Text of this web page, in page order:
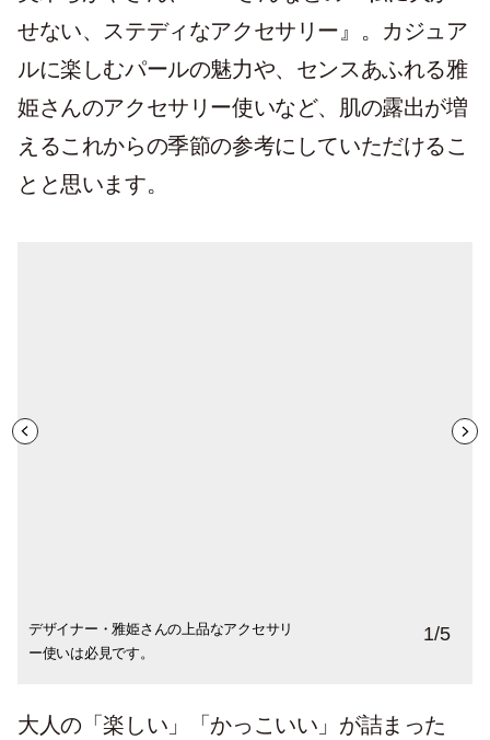
せない、ステディなアクセサリー』。カジュア
ルに楽しむパールの魅力や、センスあふれる雅
姫さんのアクセサリー使いなど、肌の露出が増
えるこれからの季節の参考にしていただけるこ
とと思います。
デザイナー・雅姫さんの上品なアクセサリ
ー使いは必見です。
やはりかっこいい！島田順子さん。
クウネルらしいカジュアルなパール使いを
ご提案。
東京のスナップも。 1/5
大人の「楽しい」「かっこいい」が詰まった